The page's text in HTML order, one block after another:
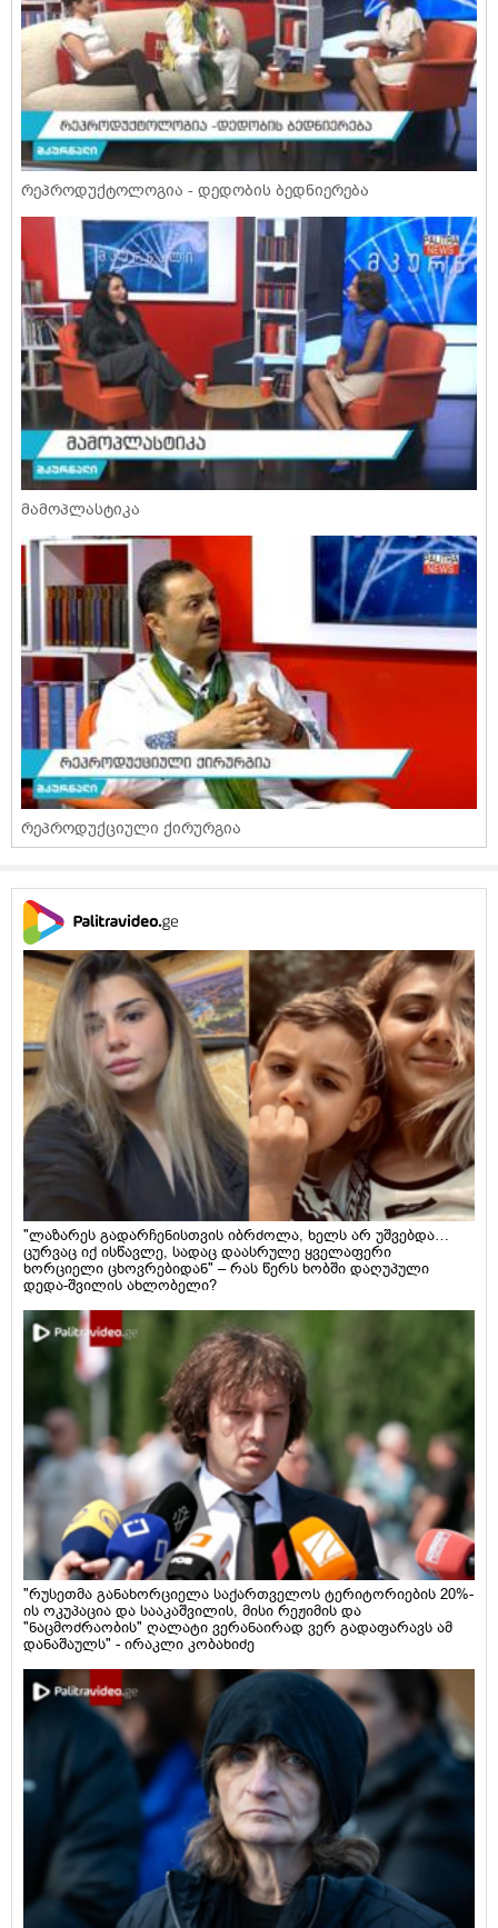
რეპროდუქტოლოგია - დედობის ბედნიერება
მამოპლასტიკა
რეპროდუქციული ქირურგია
"ლაზარეს გადარჩენისთვის იბრძოლა, ხელს არ უშვებდა…
ცურვაც იქ ისწავლე, სადაც დაასრულე ყველაფერი
ხორციელი ცხოვრებიდან" – რას წერს ხობში დაღუპული
დედა-შვილის ახლობელი?
"რუსეთმა განახორციელა საქართველოს ტერიტორიების 20%-
ის ოკუპაცია და სააკაშვილის, მისი რეჟიმის და
"ნაცმოძრაობის" ღალატი ვერანაირად ვერ გადაფარავს ამ
დანაშაულს" - ირაკლი კობახიძე